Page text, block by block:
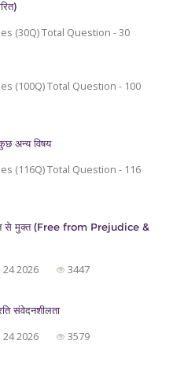
(30Q) Total Question - 30
(100Q) Total Question - 100
अन्य विषय
(116Q) Total Question - 116
से मुक्त (Free from Prejudice &
24 2026 3447
संवेदनशीलता
24 2026 3579